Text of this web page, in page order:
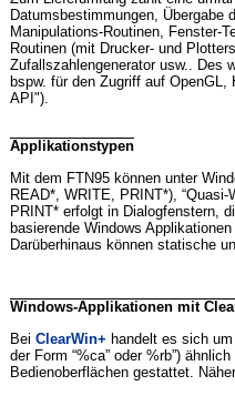
Datumsbestimmungen, Übergabe
Manipulations-Routinen, Fenster-
Routinen (mit Drucker- und
Zufallszahlengenerator usw.. Des
bspw. für den Zugriff auf
API").
Applikationstypen
Mit dem FTN95 können unter
READ*, WRITE, PRINT*),
PRINT* erfolgt in Dialogfenstern,
basierende Windows Applikationen
Darüberhinaus können statische
Windows-Applikationen mit
Bei ClearWin+ handelt es sich
der Form “%ca” oder %rb”)
Bedienoberflächen gestattet.